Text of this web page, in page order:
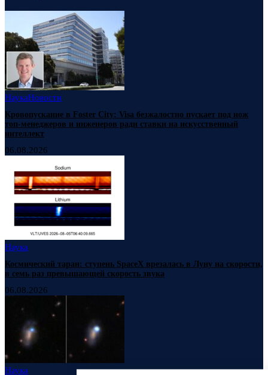
НаукаНовости
Кровопускание в Foster City: Visa безжалостно пускает под нож
топ-менеджеров и инженеров ради ставки на искусственный
интеллект
06.08.2026
Наука
Космический таран: ступень SpaceX врезалась в Луну на скорости,
в семь раз превышающей скорость звука
06.08.2026
Наука